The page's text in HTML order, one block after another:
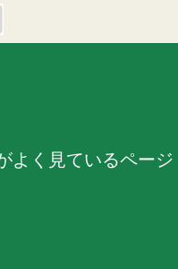
よく見ているページ